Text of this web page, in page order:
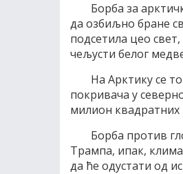
Борба за
да озбиљно бране
подсетила цео
чељусти белог
На Арктику се
покривача у
милион квадратних
Борба против
Трампа, ипак,
да ће одустати од